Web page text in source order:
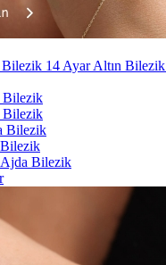
Bilezik 14 Ayar Altın Bilezik
Bilezik
Bilezik
Bilezik
Bilezik